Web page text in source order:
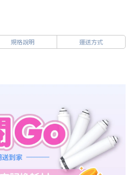
規格說明 運送方式